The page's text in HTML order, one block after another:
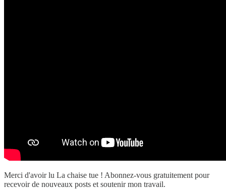
Merci d'avoir lu La chaise tue ! Abonnez-vous gratuitement pour
recevoir de nouveaux posts et soutenir mon travail.